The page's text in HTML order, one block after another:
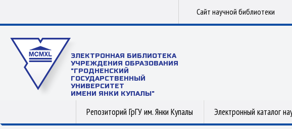
Сайт научной библиотеки
ЭЛЕКТРОННАЯ БИБЛИОТЕКА
УЧРЕЖДЕНИЯ ОБРАЗОВАНИЯ
"ГРОДНЕНСКИЙ
ГОСУДАРСТВЕННЫЙ
УНИВЕРСИТЕТ
ИМЕНИ ЯНКИ КУПАЛЫ"
Репозиторий ГрГУ им. Янки Купалы Электронный каталог